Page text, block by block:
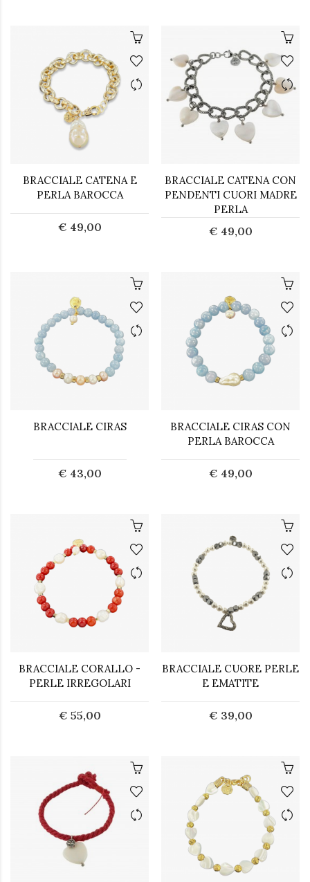
BRACCIALE CATENA E
PERLA BAROCCA
€ 49,00
BRACCIALE CATENA CON
PENDENTI CUORI MADRE
PERLA
€ 49,00
BRACCIALE CIRAS
€ 43,00
BRACCIALE CIRAS CON
PERLA BAROCCA
€ 49,00
BRACCIALE CORALLO -
PERLE IRREGOLARI
€ 55,00
BRACCIALE CUORE PERLE
E EMATITE
€ 39,00